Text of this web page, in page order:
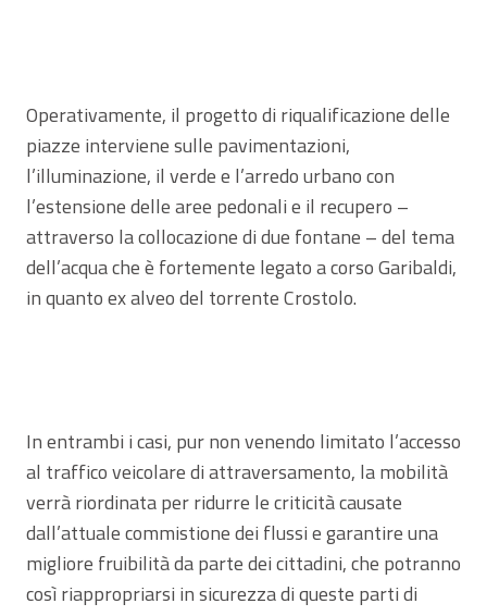
Operativamente, il progetto di riqualificazione delle
piazze interviene sulle pavimentazioni,
l’illuminazione, il verde e l’arredo urbano con
l’estensione delle aree pedonali e il recupero –
attraverso la collocazione di due fontane – del tema
dell’acqua che è fortemente legato a corso Garibaldi,
in quanto ex alveo del torrente Crostolo.
In entrambi i casi, pur non venendo limitato l’accesso
al traffico veicolare di attraversamento, la mobilità
verrà riordinata per ridurre le criticità causate
dall’attuale commistione dei flussi e garantire una
migliore fruibilità da parte dei cittadini, che potranno
così riappropriarsi in sicurezza di queste parti di